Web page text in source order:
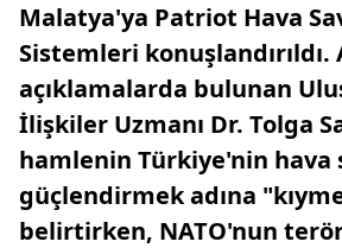
Malatya'ya Patriot Hava
Sistemleri konuşlandırıldı.
açıklamalarda bulunan
İlişkiler Uzmanı Dr. Tolga
hamlenin Türkiye'nin hava
güçlendirmek adına
belirtirken, NATO'nun terör